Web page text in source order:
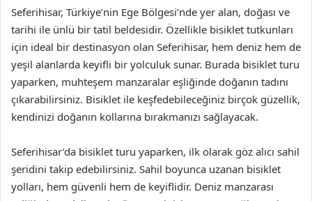
Seferihisar, Türkiye’nin Ege Bölgesi’nde yer alan, doğası ve
tarihi ile ünlü bir tatil beldesidir. Özellikle bisiklet tutkunları
için ideal bir destinasyon olan Seferihisar, hem deniz hem de
yeşil alanlarda keyifli bir yolculuk sunar. Burada bisiklet turu
yaparken, muhteşem manzaralar eşliğinde doğanın tadını
çıkarabilirsiniz. Bisiklet ile keşfedebileceğiniz birçok güzellik,
kendinizi doğanın kollarına bırakmanızı sağlayacak.
Seferihisar’da bisiklet turu yaparken, ilk olarak göz alıcı sahil
şeridini takip edebilirsiniz. Sahil boyunca uzanan bisiklet
yolları, hem güvenli hem de keyiflidir. Deniz manzarası